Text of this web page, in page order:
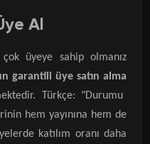
Al
üyeye sahip olmanız
garantili üye satın alma
Türkçe: "Durumu
hem yayınına hem de
katılım oranı daha